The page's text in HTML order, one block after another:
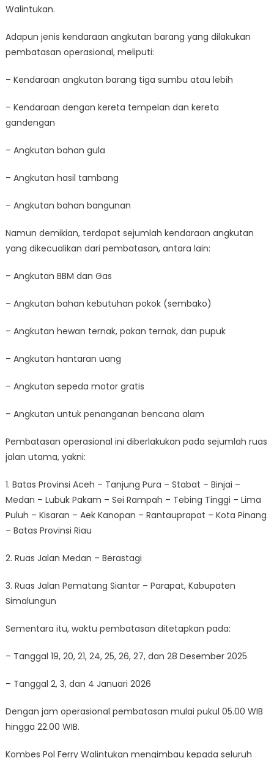
Walintukan.
Adapun jenis kendaraan angkutan barang yang dilakukan
pembatasan operasional, meliputi:
– Kendaraan angkutan barang tiga sumbu atau lebih
– Kendaraan dengan kereta tempelan dan kereta
gandengan
– Angkutan bahan gula
– Angkutan hasil tambang
– Angkutan bahan bangunan
Namun demikian, terdapat sejumlah kendaraan angkutan
yang dikecualikan dari pembatasan, antara lain:
– Angkutan BBM dan Gas
– Angkutan bahan kebutuhan pokok (sembako)
– Angkutan hewan ternak, pakan ternak, dan pupuk
– Angkutan hantaran uang
– Angkutan sepeda motor gratis
– Angkutan untuk penanganan bencana alam
Pembatasan operasional ini diberlakukan pada sejumlah ruas
jalan utama, yakni:
1. Batas Provinsi Aceh – Tanjung Pura – Stabat – Binjai –
Medan – Lubuk Pakam – Sei Rampah – Tebing Tinggi – Lima
Puluh – Kisaran – Aek Kanopan – Rantauprapat – Kota Pinang
– Batas Provinsi Riau
2. Ruas Jalan Medan – Berastagi
3. Ruas Jalan Pematang Siantar – Parapat, Kabupaten
Simalungun
Sementara itu, waktu pembatasan ditetapkan pada:
– Tanggal 19, 20, 21, 24, 25, 26, 27, dan 28 Desember 2025
– Tanggal 2, 3, dan 4 Januari 2026
Dengan jam operasional pembatasan mulai pukul 05.00 WIB
hingga 22.00 WIB.
Kombes Pol Ferry Walintukan mengimbau kepada seluruh